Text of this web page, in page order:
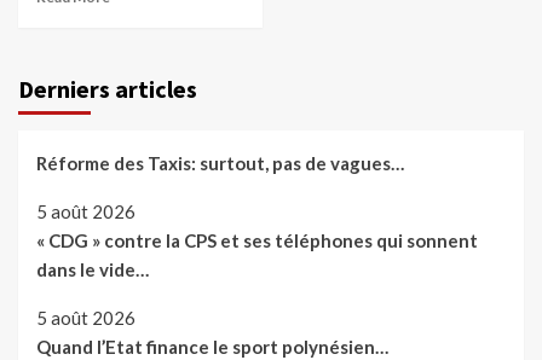
Derniers articles
Réforme des Taxis: surtout, pas de vagues…
5 août 2026
« CDG » contre la CPS et ses téléphones qui sonnent
dans le vide…
5 août 2026
Quand l’Etat finance le sport polynésien…